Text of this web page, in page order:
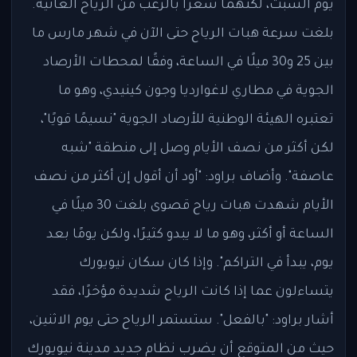
يوم السبت، لكنهما شعرا بالرعب من الرياح العاتية.
بلغت سرعة هبات الرياح حتى الآن في شهر مارس ما
بين 25 و30 ميلًا في الساعة، وفقًا لمحطات الأرصاد
الجوية في مطاري لاغوارديا وجون كينيدي، وهو ما
تعتبره الهيئة الوطنية للأرصاد الجوية "نسيمًا قويًا"،
لكن أكثر من نصف الأيام وصل إلى منطقة "شبه
عاصفة". وأضاف براود: "أود أن أقول إن أكثر من نصف
الأيام شهدت هبات رياح قصوى بلغت 30 ميلًا في
الساعة أو أكثر، وهو ما لا يبدو كثيرًا، ولكن يومًا بعد
يوم، يبدأ في التراكم". وإذا كان سكان نيويورك
يتساءلون عما إذا كانت الرياح شديدة مؤخرًا، فقد
أشار براود: "بالفعل". ستستمر الرياح حتى يوم الاثنين،
حيث من المتوقع أن يضرب نظام جديد مدينة نيويورك